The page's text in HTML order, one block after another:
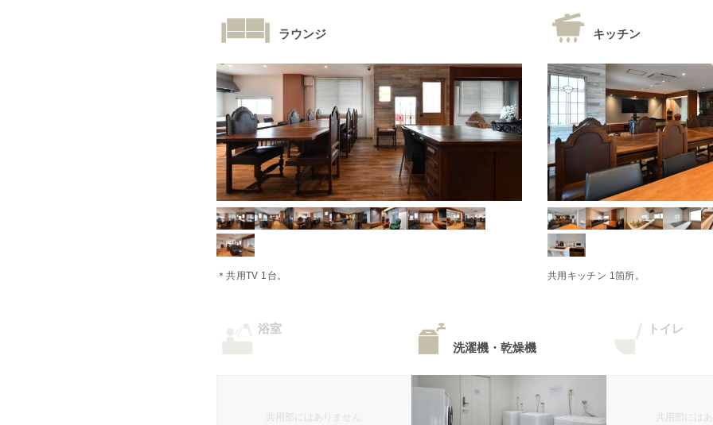
ラウンジ
＊共用TV 1台。
キッチン
共用キッチン 1箇所。
浴室
共用部にはありません
洗濯機・乾燥機
トイレ
共用部には